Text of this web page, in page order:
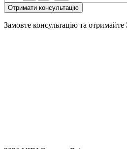
Замовте консультацію та отримайте